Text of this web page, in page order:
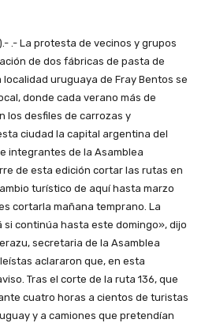
.- La protesta de vecinos y grupos
de dos fábricas de pasta de
uruguaya de Fray Bentos se
donde cada verano más de
los desfiles de carrozas y
ciudad la capital argentina del
integrantes de la Asamblea
de esta edición cortar las rutas en
turístico de aquí hasta marzo
cortarla mañana temprano. La
continúa hasta este domingo», dijo
secretaria de la Asamblea
aclararon que, en esta
Tras el corte de la ruta 136, que
cuatro horas a cientos de turistas
y a camiones que pretendían